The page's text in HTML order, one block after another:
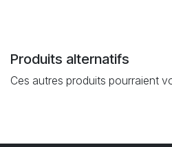
Produits alternatifs
Ces autres produits pourraient